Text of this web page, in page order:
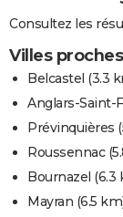
Consultez les
Villes
Belcastel (3.3
Anglars-Saint-
Prévinquières
Roussennac
Bournazel (6.3
Mayran (6.5